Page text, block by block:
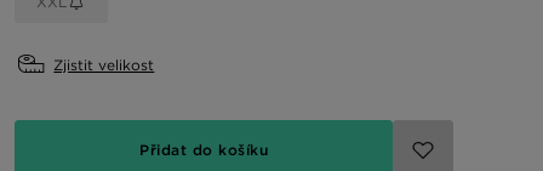
Zjistit velikost
Přidat do košíku